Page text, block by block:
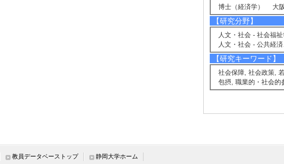
博士（経済学） 大
【研究分野】
人文・社会 - 社会福
人文・社会 - 公共経
【研究キーワード】
社会保障, 社会政策,
包摂, 職業的・社会的
教員データベーストップ 静岡大学ホーム